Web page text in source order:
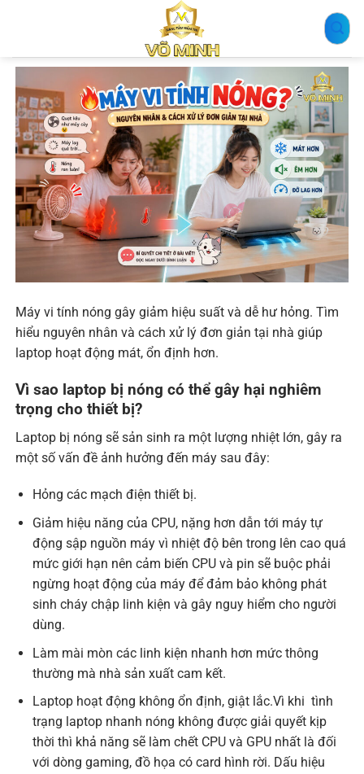
dung
Máy vi tính nóng gây giảm hiệu suất và dễ hư hỏng. Tìm
hiểu nguyên nhân và cách xử lý đơn giản tại nhà giúp
laptop hoạt động mát, ổn định hơn.
Vì sao laptop bị nóng có thể gây hại nghiêm
trọng cho thiết bị?
Laptop bị nóng sẽ sản sinh ra một lượng nhiệt lớn, gây ra
một số vấn đề ảnh hưởng đến máy sau đây:
Hỏng các mạch điện thiết bị.
Giảm hiệu năng của CPU, nặng hơn dẫn tới máy tự
động sập nguồn máy vì nhiệt độ bên trong lên cao quá
mức giới hạn nên cảm biến CPU và pin sẽ buộc phải
ngừng hoạt động của máy để đảm bảo không phát
sinh cháy chập linh kiện và gây nguy hiểm cho người
dùng.
Làm mài mòn các linh kiện nhanh hơn mức thông
thường mà nhà sản xuất cam kết.
Laptop hoạt động không ổn định, giật lắc.Vì khi tình
trạng laptop nhanh nóng không được giải quyết kịp
thời thì khả năng sẽ làm chết CPU và GPU nhất là đối
với dòng gaming, đồ họa có card hình rời. Dấu hiệu